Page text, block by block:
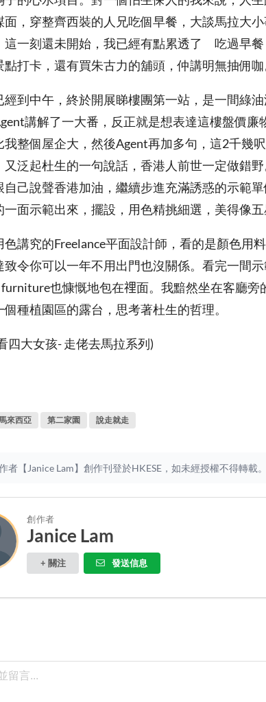
面，穿整齊西裝的人兄吃個早餐，大談馬拉大
這一刻還未開始，我已經有點累透了 吃過早
打卡，還有買朱古力的舖頭，仲講明無抽佣咖
經到中午，終於開展睇樓團第一站，是一間綠
講解了一大番，反正就是想表達這樓盤價廉
我整個屋企大，然後Agent再加多句，這2千幾
又泛起杜生的一句說話，香港人前世一定做錯
自己說聲香港加油，繼續步進充滿誘惑的示範
面示範出來，擺設，用色精挑細選，美得像五
色講究的Freelance平面設計師，看的是顏色用
致令你可以一年不用出門也沒關係。看完一間
也慷慨地包在𥚃面。我黯然坐在客廳旁
種植園區的露台，思考著杜生的哲理。
四大女孩- 走佬去馬拉系列)
來西亞 第二家園 說走就走
者【Janice Lam】創作刊登於HKESE，如未經授權不得轉載。
創作者
Janice Lam
+ 關注 發送信息